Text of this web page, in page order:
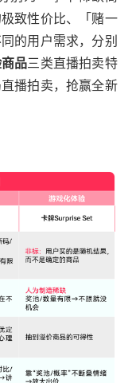
致性价比、「赌一
的用户需求，分别
品三类直播拍卖特
播拍卖，抢赢全新